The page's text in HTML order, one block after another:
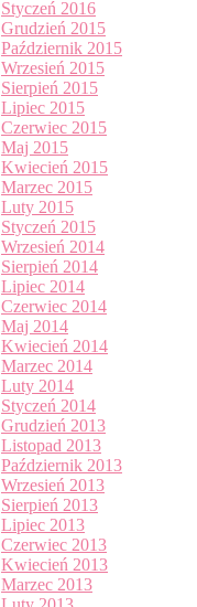
Styczeń 2016
Grudzień 2015
Październik 2015
Wrzesień 2015
Sierpień 2015
Lipiec 2015
Czerwiec 2015
Maj 2015
Kwiecień 2015
Marzec 2015
Luty 2015
Styczeń 2015
Wrzesień 2014
Sierpień 2014
Lipiec 2014
Czerwiec 2014
Maj 2014
Kwiecień 2014
Marzec 2014
Luty 2014
Styczeń 2014
Grudzień 2013
Listopad 2013
Październik 2013
Wrzesień 2013
Sierpień 2013
Lipiec 2013
Czerwiec 2013
Kwiecień 2013
Marzec 2013